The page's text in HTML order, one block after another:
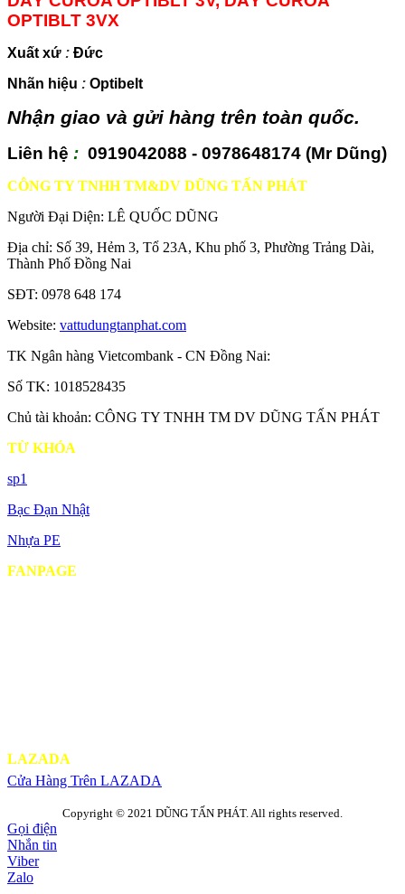
OPTIBLT 3VX
Xuất xứ : Đức
Nhãn hiệu : Optibelt
Nhận giao và gửi hàng trên toàn quốc.
Liên hệ : 0919042088 - 0978648174 (Mr Dũng)
CÔNG TY TNHH TM&DV DŨNG TẤN PHÁT
Người Đại Diện: LÊ QUỐC DŨNG
Địa chỉ: Số 39, Hẻm 3, Tổ 23A, Khu phố 3, Phường Trảng Dài,
Thành Phố Đồng Nai
SĐT: 0978 648 174
Website: vattudungtanphat.com
TK Ngân hàng Vietcombank - CN Đồng Nai:
Số TK: 1018528435
Chủ tài khoản: CÔNG TY TNHH TM DV DŨNG TẤN PHÁT
TỪ KHÓA
sp1
Bạc Đạn Nhật
Nhựa PE
FANPAGE
LAZADA
Cửa Hàng Trên LAZADA
Copyright © 2021 DŨNG TẤN PHÁT. All rights reserved.
Gọi điện
Nhắn tin
Viber
Zalo